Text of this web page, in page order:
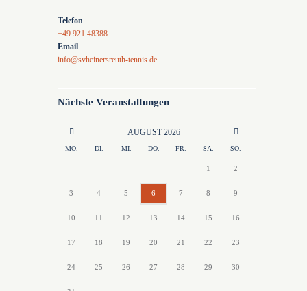
Telefon
+49 921 48388
Email
info@svheinersreuth-tennis.de
Nächste Veranstaltungen
AUGUST2026
MO. DI. MI. DO. FR. SA. SO.
1 2
3 4 5 6 7 8 9
10 11 12 13 14 15 16
17 18 19 20 21 22 23
24 25 26 27 28 29 30